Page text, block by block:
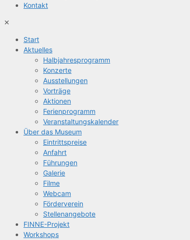
Kon­takt
✕
Start
Aktu­el­les
Halb­jah­res­pro­gramm
Kon­zer­te
Aus­stel­lun­gen
Vor­trä­ge
Aktio­nen
Feri­en­pro­gramm
Ver­an­stal­tungs­ka­len­der
Über das Museum
Ein­tritts­prei­se
Anfahrt
Füh­run­gen
Gale­rie
Fil­me
Web­cam
För­der­ver­ein
Stel­len­an­ge­bo­te
FIN­­NE-Pro­­jekt
Work­shops